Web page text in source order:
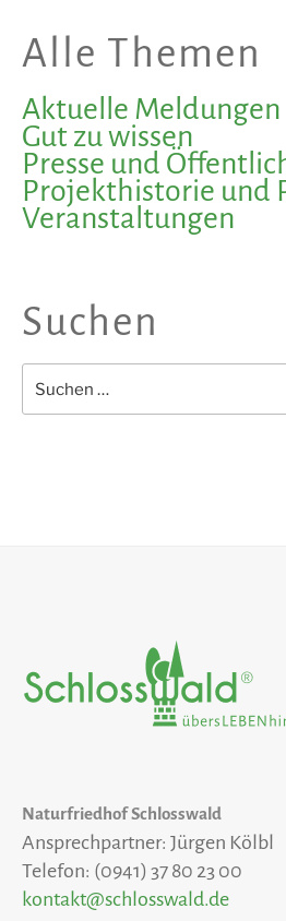
Alle Themen
Aktuelle Meldungen
Gut zu wissen
Presse und
Projekthistorie und
Veranstaltungen
Suchen
Naturfriedhof Schlosswald
Ansprechpartner: Jürgen Kölbl
Telefon: (0941) 37 80 23 00
kontakt@schlosswald.de